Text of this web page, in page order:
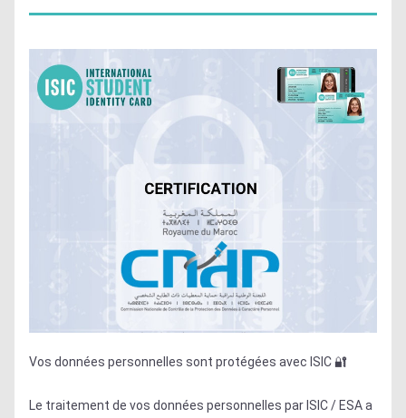
Vos données personnelles sont protégées avec ISIC 🔐
Le traitement de vos données personnelles par ISIC / ESA a